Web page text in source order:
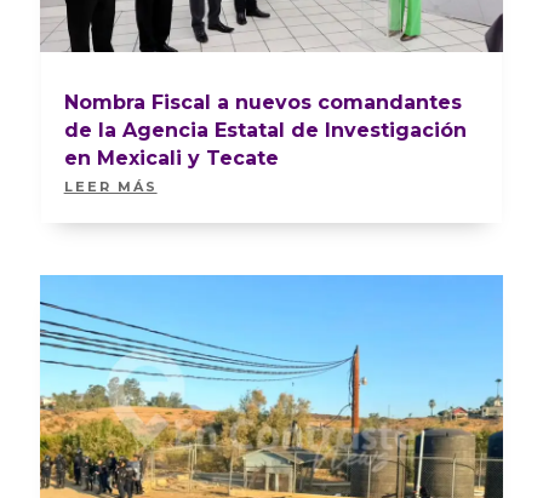
Nombra Fiscal a nuevos comandantes
de la Agencia Estatal de Investigación
en Mexicali y Tecate
LEER MÁS